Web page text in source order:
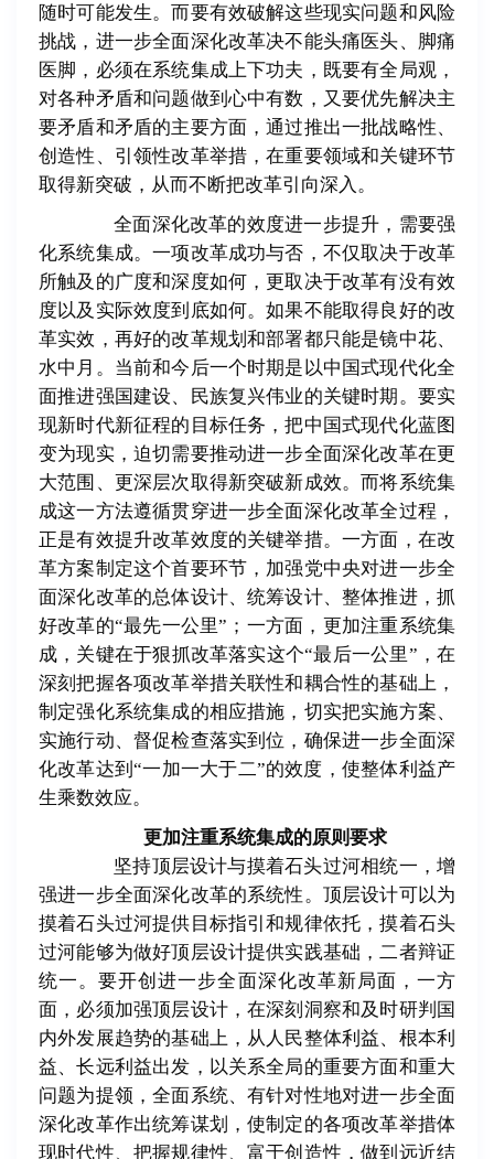
随时可能发生。而要有效破解这些现实问题和风险
挑战，进一步全面深化改革决不能头痛医头、脚痛
医脚，必须在系统集成上下功夫，既要有全局观，
对各种矛盾和问题做到心中有数，又要优先解决主
要矛盾和矛盾的主要方面，通过推出一批战略性、
创造性、引领性改革举措，在重要领域和关键环节
取得新突破，从而不断把改革引向深入。
全面深化改革的效度进一步提升，需要强
化系统集成。一项改革成功与否，不仅取决于改革
所触及的广度和深度如何，更取决于改革有没有效
度以及实际效度到底如何。如果不能取得良好的改
革实效，再好的改革规划和部署都只能是镜中花、
水中月。当前和今后一个时期是以中国式现代化全
面推进强国建设、民族复兴伟业的关键时期。要实
现新时代新征程的目标任务，把中国式现代化蓝图
变为现实，迫切需要推动进一步全面深化改革在更
大范围、更深层次取得新突破新成效。而将系统集
成这一方法遵循贯穿进一步全面深化改革全过程，
正是有效提升改革效度的关键举措。一方面，在改
革方案制定这个首要环节，加强党中央对进一步全
面深化改革的总体设计、统筹设计、整体推进，抓
好改革的“最先一公里” ；一方面，更加注重系统集
成，关键在于狠抓改革落实这个“最后一公里” ，在
深刻把握各项改革举措关联性和耦合性的基础上，
制定强化系统集成的相应措施，切实把实施方案、
实施行动、督促检查落实到位，确保进一步全面深
化改革达到“一加一大于二”的效度，使整体利益产
生乘数效应。
更加注重系统集成的原则要求
坚持顶层设计与摸着石头过河相统一，增
强进一步全面深化改革的系统性。顶层设计可以为
摸着石头过河提供目标指引和规律依托，摸着石头
过河能够为做好顶层设计提供实践基础，二者辩证
统一。要开创进一步全面深化改革新局面，一方
面，必须加强顶层设计，在深刻洞察和及时研判国
内外发展趋势的基础上，从人民整体利益、根本利
益、长远利益出发，以关系全局的重要方面和重大
问题为提领，全面系统、有针对性地对进一步全面
深化改革作出统筹谋划，使制定的各项改革举措体
现时代性、把握规律性、富于创造性，做到远近结